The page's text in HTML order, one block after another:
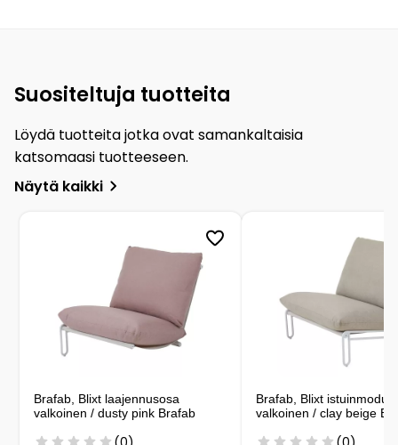
Suositeltuja tuotteita
Löydä tuotteita jotka ovat samankaltaisia
katsomaasi tuotteeseen.
Näytä kaikki
Brafab, Blixt laajennusosa
valkoinen / dusty pink Brafab
Brafab, Blixt
valkoinen / clay beige